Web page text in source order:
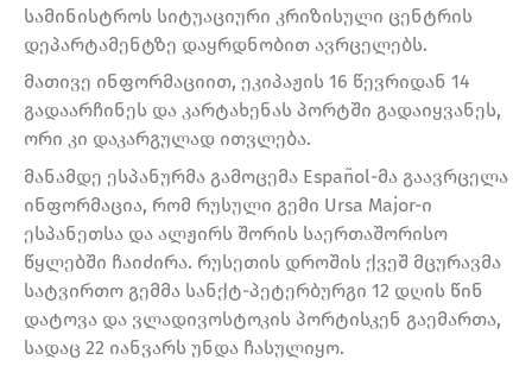
სამინისტროს სიტუაციური კრიზისული ცენტრის
დეპარტამენტზე დაყრდნობით ავრცელებს.
მათივე ინფორმაციით, ეკიპაჟის 16 წევრიდან 14
გადაარჩინეს და კარტახენას პორტში გადაიყვანეს,
ორი კი დაკარგულად ითვლება.
მანამდე ესპანურმა გამოცემა Español-მა გაავრცელა
ინფორმაცია, რომ რუსული გემი Ursa Major-ი
ესპანეთსა და ალჟირს შორის საერთაშორისო
წყლებში ჩაიძირა. რუსეთის დროშის ქვეშ მცურავმა
სატვირთო გემმა სანქტ-პეტერბურგი 12 დღის წინ
დატოვა და ვლადივოსტოკის პორტისკენ გაემართა,
სადაც 22 იანვარს უნდა ჩასულიყო.